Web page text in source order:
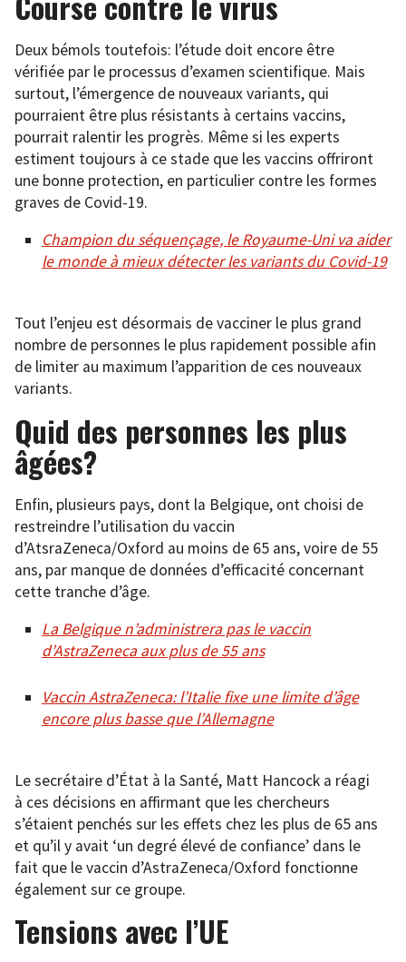
Deux bémols toutefois: l’étude doit encore être
vérifiée par le processus d’examen scientifique. Mais
surtout, l’émergence de nouveaux variants, qui
pourraient être plus résistants à certains vaccins,
pourrait ralentir les progrès. Même si les experts
estiment toujours à ce stade que les vaccins offriront
une bonne protection, en particulier contre les formes
graves de Covid-19.
Champion du séquençage, le Royaume-Uni va aider
le monde à mieux détecter les variants du Covid-19
Tout l’enjeu est désormais de vacciner le plus grand
nombre de personnes le plus rapidement possible afin
de limiter au maximum l’apparition de ces nouveaux
variants.
Quid des personnes les plus
âgées?
Enfin, plusieurs pays, dont la Belgique, ont choisi de
restreindre l’utilisation du vaccin
d’AtsraZeneca/Oxford au moins de 65 ans, voire de 55
ans, par manque de données d’efficacité concernant
cette tranche d’âge.
La Belgique n’administrera pas le vaccin
d’AstraZeneca aux plus de 55 ans
Vaccin AstraZeneca: l’Italie fixe une limite d’âge
encore plus basse que l’Allemagne
Le secrétaire d’État à la Santé, Matt Hancock a réagi
à ces décisions en affirmant que les chercheurs
s’étaient penchés sur les effets chez les plus de 65 ans
et qu’il y avait ‘un degré élevé de confiance’ dans le
fait que le vaccin d’AstraZeneca/Oxford fonctionne
également sur ce groupe.
Tensions avec l’UE